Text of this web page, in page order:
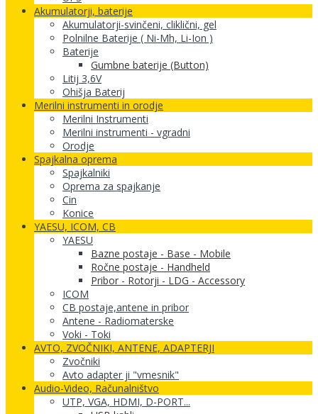
Akumulatorji, baterije
Akumulatorji-svinčeni, cliklični, gel
Polnilne Baterije ( Ni-Mh, Li-Ion )
Baterije
Gumbne baterije (Button)
Litij 3,6V
Ohišja Baterij
Merilni instrumenti in orodje
Merilni Instrumenti
Merilni instrumenti - vgradni
Orodje
Spajkalna oprema
Spajkalniki
Oprema za spajkanje
Cin
Konice
YAESU, ICOM, CB
YAESU
Bazne postaje - Base - Mobile
Ročne postaje - Handheld
Pribor - Rotorji - LDG - Accessory
ICOM
CB postaje,antene in pribor
Antene - Radiomaterske
Voki - Toki
AVTO, ZVOČNIKI, ANTENE, ADAPTERJI
Zvočniki
Avto adapter ji "vmesnik"
Audio-Video, Računalništvo
UTP, VGA, HDMI, D-PORT...